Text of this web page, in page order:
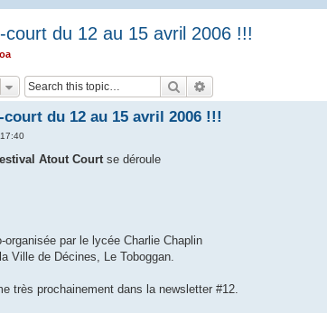
court du 12 au 15 avril 2006 !!!
Search
du 12 au 15 avril 2006 !!!
Atout Court se déroule
par le lycée Charlie Chaplin
Ville de Décines, Le Toboggan.
très prochainement dans la newsletter #12.